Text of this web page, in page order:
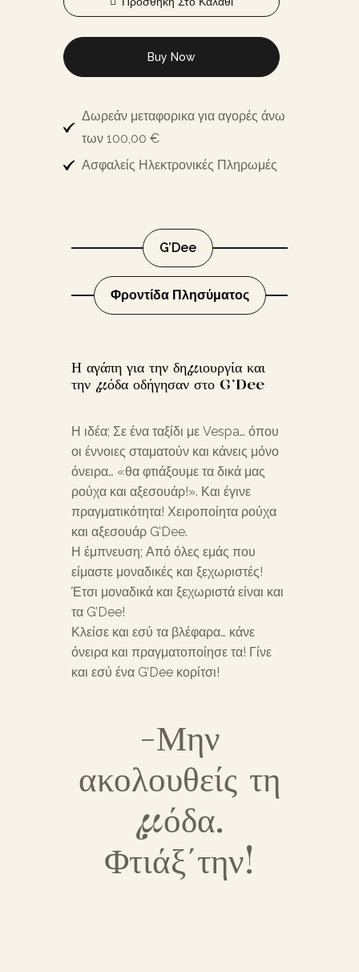
Buy Now
Δωρεάν μεταφορικα για αγορές άνω
των 100,00 €
Ασφαλείς Ηλεκτρονικές Πληρωμές
G’Dee
Φροντίδα Πλησύματος
Η αγάπη για την δημιουργία και
την μόδα οδήγησαν στο G’Dee
Η ιδέα; Σε ένα ταξίδι με Vespa… όπου
οι έννοιες σταματούν και κάνεις μόνο
όνειρα… «θα φτιάξουμε τα δικά μας
ρούχα και αξεσουάρ!». Και έγινε
πραγματικότητα! Χειροποίητα ρούχα
και αξεσουάρ G’Dee.
Η έμπνευση; Από όλες εμάς που
είμαστε μοναδικές και ξεχωριστές!
Έτσι μοναδικά και ξεχωριστά είναι και
τα G’Dee!
Κλείσε και εσύ τα βλέφαρα… κάνε
όνειρα και πραγματοποίησε τα! Γίνε
και εσύ ένα G’Dee κορίτσι!
-Μην
ακολουθείς τη
μόδα.
Φτιάξ΄την!